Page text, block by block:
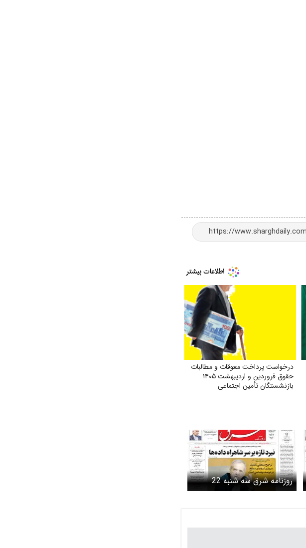
درخواست پرداخت معوقات و مطالبات
حقوق فروردین و اردیبهشت ۱۴۰۵
بازنشستگان تأمین اجتماعی
روزنامه شرق سه شنبه 22
اردیبهشت 1405 شماره 5383